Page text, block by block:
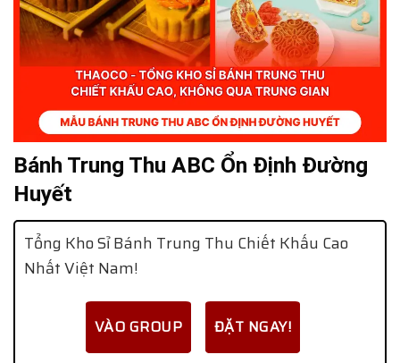
Bánh Trung Thu ABC Ổn Định Đường
Huyết
Tổng Kho Sỉ Bánh Trung Thu Chiết Khấu Cao
Nhất Việt Nam!
VÀO GROUP ĐẶT NGAY!